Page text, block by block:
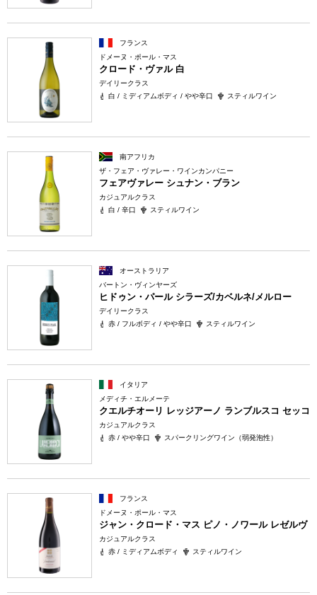
フランス
ドメーヌ・ポール・マス
クロード・ヴァル 白
デイリークラス
白 / ミディアムボディ / やや辛口
スティルワイン
南アフリカ
ザ・フェア・ヴァレー・ワインカンパニー
フェアヴァレー シュナン・ブラン
カジュアルクラス
白 / 辛口
スティルワイン
オーストラリア
バートン・ヴィンヤーズ
ヒドゥン・パール シラーズ/カベルネ/メルロー
デイリークラス
赤 / フルボディ / やや辛口
スティルワイン
イタリア
メディチ・エルメーテ
クエルチオーリ レッジアーノ ランブルスコ セッコ
カジュアルクラス
赤 / やや辛口
スパークリングワイン（弱発泡性）
フランス
ドメーヌ・ポール・マス
ジャン・クロード・マス ピノ・ノワール レゼルヴ
カジュアルクラス
赤 / ミディアムボディ
スティルワイン